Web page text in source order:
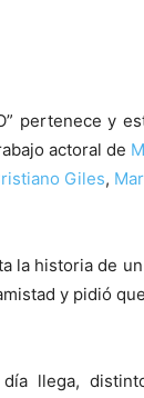
pertenece y
actoral de
Giles,
la historia de
y pidió
día llega,